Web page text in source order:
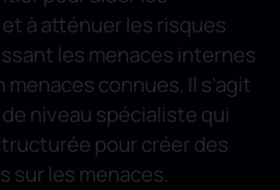
à atténuer les risques
les menaces internes
connues. Il s’agit
niveau spécialiste qui
pour créer des
sur les menaces.